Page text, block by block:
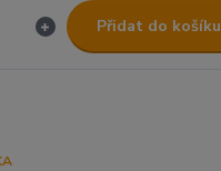
Přidat do košíku